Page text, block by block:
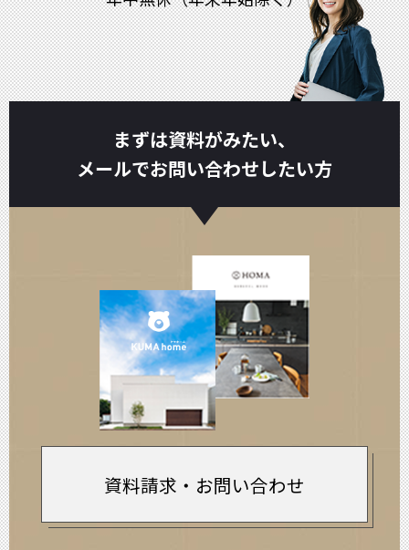
まずは資料がみたい、
メールでお問い合わせしたい方
資料請求・お問い合わせ